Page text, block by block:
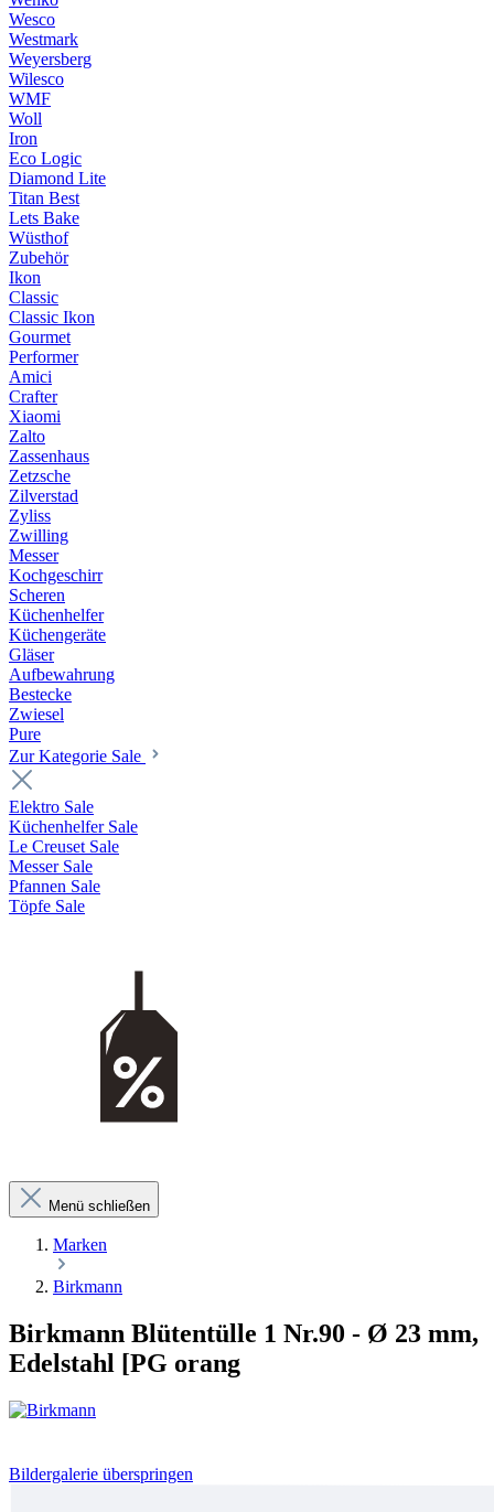
Wesco
Westmark
Weyersberg
Wilesco
WMF
Woll
Iron
Eco Logic
Diamond Lite
Titan Best
Lets Bake
Wüsthof
Zubehör
Ikon
Classic
Classic Ikon
Gourmet
Performer
Amici
Crafter
Xiaomi
Zalto
Zassenhaus
Zetzsche
Zilverstad
Zyliss
Zwilling
Messer
Kochgeschirr
Scheren
Küchenhelfer
Küchengeräte
Gläser
Aufbewahrung
Bestecke
Zwiesel
Pure
Zur Kategorie Sale
Elektro Sale
Küchenhelfer Sale
Le Creuset Sale
Messer Sale
Pfannen Sale
Töpfe Sale
Menü schließen
Marken
Birkmann
Birkmann Blütentülle 1 Nr.90 - Ø 23 mm,
Edelstahl [PG orang
Bildergalerie überspringen